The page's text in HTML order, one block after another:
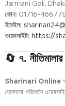
Jarmani Goli,
ফোন: 01716-
ইমেইল:
ওয়েবসাইট: https://
🔄 ৭. নীতিমালার
Sharinari Online
যেকোনো পরিবর্তন